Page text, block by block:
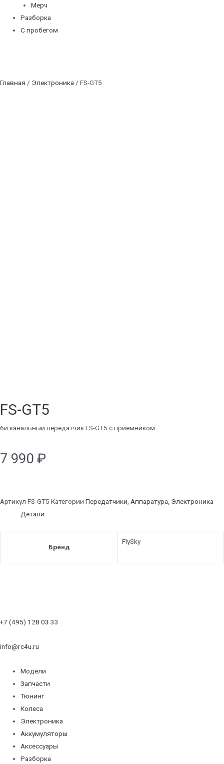
Мерч
Разборка
С пробегом
Главная / Электроника / FS-GT5
FS-GT5
6и канальный передатчик FS-GT5 с приемником
7 990 ₽
Артикул FS-GT5 Категории Передатчики Аппаратура Электроника
Детали
Бренд
FlySky
+7 (495) 128 03 33
info@rc4u.ru
Модели
Запчасти
Тюнинг
Колеса
Электроника
Аккумуляторы
Аксессуары
Разборка